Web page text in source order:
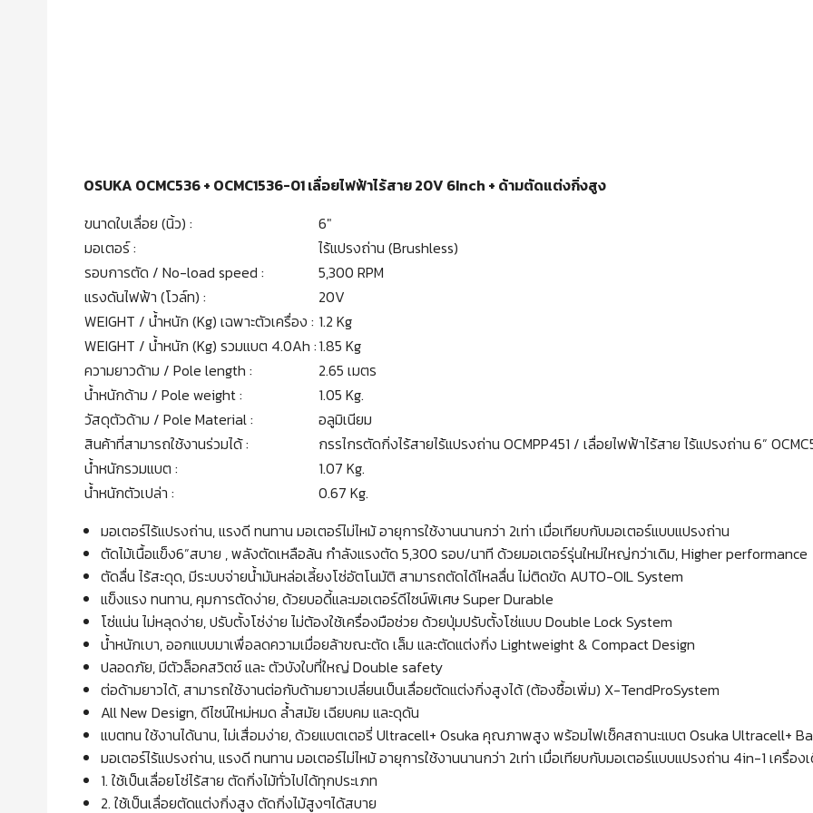
OSUKA OCMC536 + OCMC1536-01 เลื่อยไฟฟ้าไร้สาย 20V 6Inch + ด้ามตัดแต่งกิ่งสูง
ขนาดใบเลื่อย (นิ้ว) :
6″
มอเตอร์ :
ไร้แปรงถ่าน (Brushless)
รอบการตัด / No-load speed :
5,300 RPM
แรงดันไฟฟ้า (โวล์ท) :
20V
WEIGHT / น้ำหนัก (Kg) เฉพาะตัวเครื่อง : 1.2 Kg
WEIGHT / น้ำหนัก (Kg) รวมแบต 4.0Ah :1.85 Kg
ความยาวด้าม / Pole length :
2.65 เมตร
น้ำหนักด้าม / Pole weight :
1.05 Kg.
วัสดุตัวด้าม / Pole Material :
อลูมิเนียม
สินค้าที่สามารถใช้งานร่วมได้ :
กรรไกรตัดกิ่งไร้สายไร้แปรงถ่าน OCMPP451 / เลื่อยไฟฟ้าไร้สาย ไร้แปรงถ่าน 6”
น้ำหนักรวมแบต :
1.07 Kg.
น้ำหนักตัวเปล่า :
0.67 Kg.
มอเตอร์ไร้แปรงถ่าน, แรงดี ทนทาน มอเตอร์ไม่ไหม้ อายุการใช้งานนานกว่า 2เท่า เมื่อเทียบกับมอเตอร์แบบแปรงถ่าน
ตัดไม้เนื้อแข็ง6”สบาย , พลังตัดเหลือล้น กำลังแรงตัด 5,300 รอบ/นาที ด้วยมอเตอร์รุ่นใหม่ใหญ่กว่าเดิม, Higher performance
ตัดลื่น ไร้สะดุด, มีระบบจ่ายน้ำมันหล่อเลี้ยงโซ่อัตโนมัติ สามารถตัดได้ไหลลื่น ไม่ติดขัด AUTO-OIL System
แข็งแรง ทนทาน, คุมการตัดง่าย, ด้วยบอดี้และมอเตอร์ดีไซน์พิเศษ Super Durable
โซ่แน่น ไม่หลุดง่าย, ปรับตั้งโซ่ง่าย ไม่ต้องใช้เครื่องมือช่วย ด้วยปุ่มปรับตั้งโซ่แบบ Double Lock System
น้ำหนักเบา, ออกแบบมาเพื่อลดความเมื่อยล้าขณะตัด เล็ม และตัดแต่งกิ่ง Lightweight & Compact Design
ปลอดภัย, มีตัวล็อคสวิตช์ และ ตัวบังใบที่ใหญ่ Double safety
ต่อด้ามยาวได้, สามารถใช้งานต่อกับด้ามยาวเปลี่ยนเป็นเลื่อยตัดแต่งกิ่งสูงได้ (ต้องซื้อเพิ่ม) X-TendProSystem
All New Design, ดีไซน์ใหม่หมด ล้ำสมัย เฉียบคม และดุดัน
แบตทน ใช้งานได้นาน, ไม่เสื่อมง่าย, ด้วยแบตเตอรี่ Ultracell+ Osuka คุณภาพสูง พร้อมไฟเช็คสถานะแบต Osuka Ultracell+
มอเตอร์ไร้แปรงถ่าน, แรงดี ทนทาน มอเตอร์ไม่ไหม้ อายุการใช้งานนานกว่า 2เท่า เมื่อเทียบกับมอเตอร์แบบแปรงถ่าน 4in-1 เครื่อง
1. ใช้เป็นเลื่อยโซ่ไร้สาย ตัดกิ่งไม้ทั่วไปได้ทุกประเภท
2. ใช้เป็นเลื่อยตัดแต่งกิ่งสูง ตัดกิ่งไม้สูงๆได้สบาย